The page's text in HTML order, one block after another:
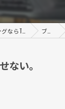
ブログ
ない。